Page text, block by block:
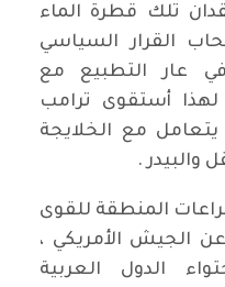
تلك قطرة الماء
القرار السياسي
في عار التطبيع مع
أستقوى ترامب
يتعامل مع الخلايجة
والبيدر .
المنطقة للقوى
الجيش الأمريكي ،
الدول العربية